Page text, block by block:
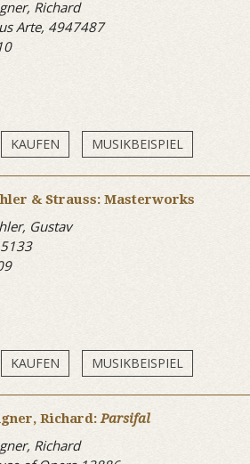
Richard
Arte, 4947487
KAUFEN MUSIKBEISPIEL
& Strauss: Masterworks
Gustav
KAUFEN MUSIKBEISPIEL
Richard:Parsifal
Richard